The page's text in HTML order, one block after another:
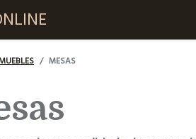
MESAS